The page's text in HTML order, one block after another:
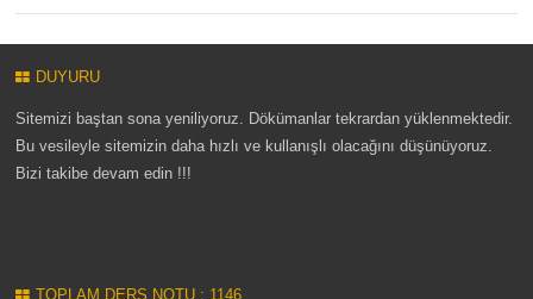
DUYURU
Sitemizi baştan sona yeniliyoruz. Dökümanlar tekrardan yüklenmektedir.
Bu vesileyle sitemizin daha hızlı ve kullanışlı olacağını düşünüyoruz.
Bizi takibe devam edin !!!
TOPLAM DERS NOTU : 1146